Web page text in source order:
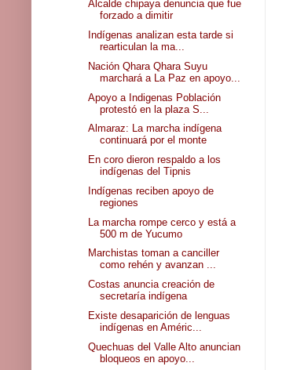
Alcalde chipaya denuncia que fue
forzado a dimitir
Indígenas analizan esta tarde si
rearticulan la ma...
Nación Qhara Qhara Suyu
marchará a La Paz en apoyo...
Apoyo a Indigenas Población
protestó en la plaza S...
Almaraz: La marcha indígena
continuará por el monte
En coro dieron respaldo a los
indígenas del Tipnis
Indígenas reciben apoyo de
regiones
La marcha rompe cerco y está a
500 m de Yucumo
Marchistas toman a canciller
como rehén y avanzan ...
Costas anuncia creación de
secretaría indígena
Existe desaparición de lenguas
indígenas en Améric...
Quechuas del Valle Alto anuncian
bloqueos en apoyo...